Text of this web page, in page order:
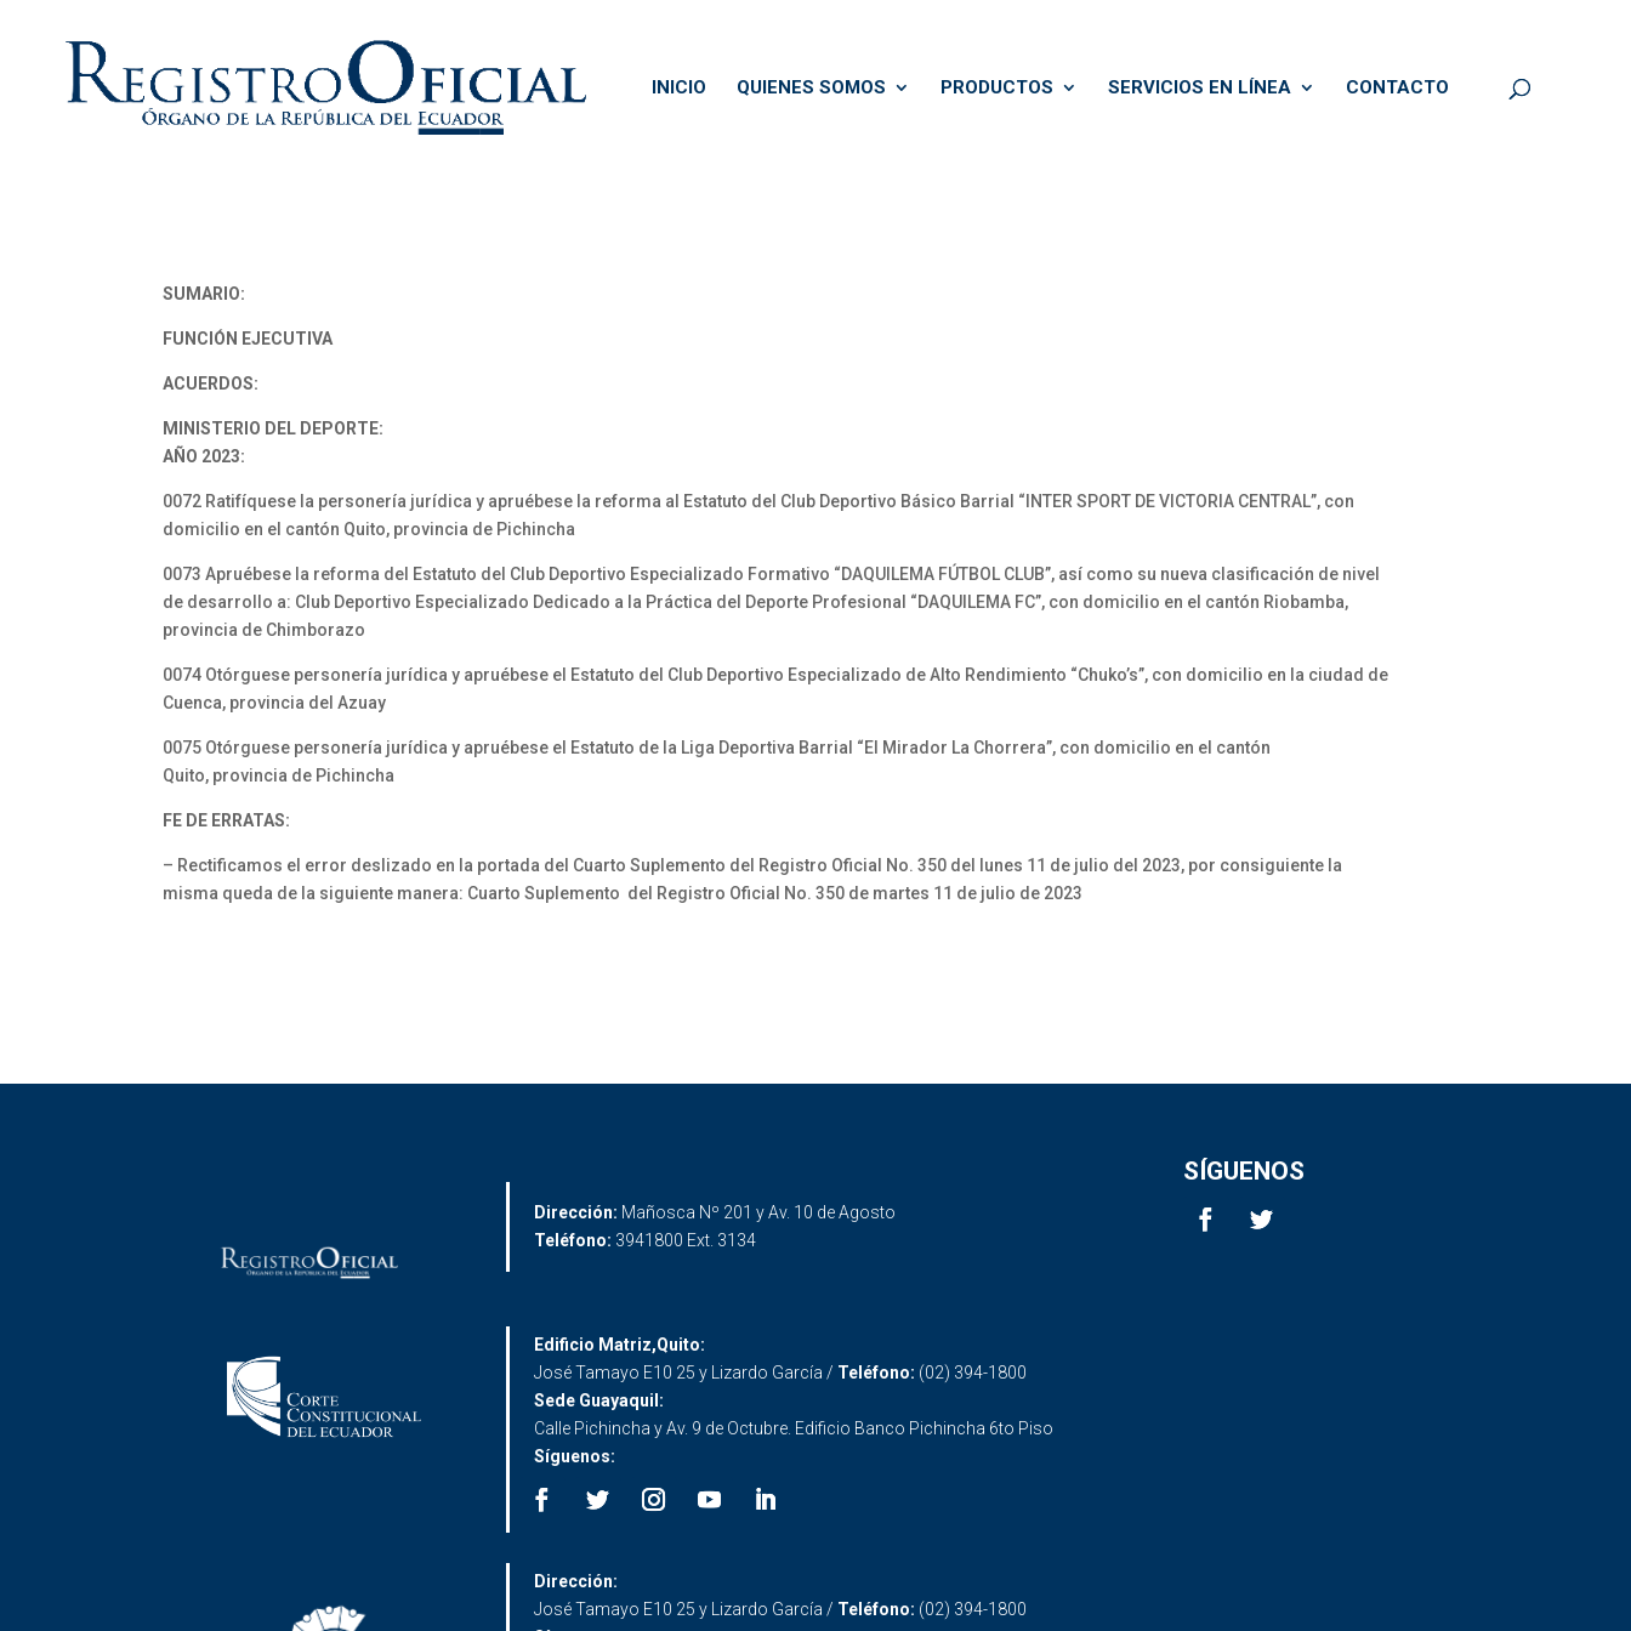
INICIO QUIENES SOMOS PRODUCTOS SERVICIOS EN LÍNEA CONTACTO
SUMARIO:
FUNCIÓN EJECUTIVA
ACUERDOS:
MINISTERIO DEL DEPORTE:
AÑO 2023:
0072 Ratifíquese la personería jurídica y apruébese la reforma al Estatuto del Club Deportivo Básico Barrial “INTER SPORT DE VICTORIA CENTRAL”, con
domicilio en el cantón Quito, provincia de Pichincha
0073 Apruébese la reforma del Estatuto del Club Deportivo Especializado Formativo “DAQUILEMA FÚTBOL CLUB”, así como su nueva clasificación de nivel
de desarrollo a: Club Deportivo Especializado Dedicado a la Práctica del Deporte Profesional “DAQUILEMA FC”, con domicilio en el cantón Riobamba,
provincia de Chimborazo
0074 Otórguese personería jurídica y apruébese el Estatuto del Club Deportivo Especializado de Alto Rendimiento “Chuko’s”, con domicilio en la ciudad de
Cuenca, provincia del Azuay
0075 Otórguese personería jurídica y apruébese el Estatuto de la Liga Deportiva Barrial “El Mirador La Chorrera”, con domicilio en el cantón
Quito, provincia de Pichincha
FE DE ERRATAS:
– Rectificamos el error deslizado en la portada del Cuarto Suplemento del Registro Oficial No. 350 del lunes 11 de julio del 2023, por consiguiente la
misma queda de la siguiente manera: Cuarto Suplemento del Registro Oficial No. 350 de martes 11 de julio de 2023
Dirección: Mañosca Nº 201 y Av. 10 de Agosto
Teléfono: 3941800 Ext. 3134
SÍGUENOS
Edificio Matriz,Quito:
José Tamayo E10 25 y Lizardo García / Teléfono: (02) 394-1800
Sede Guayaquil:
Calle Pichincha y Av. 9 de Octubre. Edificio Banco Pichincha 6to Piso
Síguenos:
Dirección:
José Tamayo E10 25 y Lizardo García / Teléfono: (02) 394-1800